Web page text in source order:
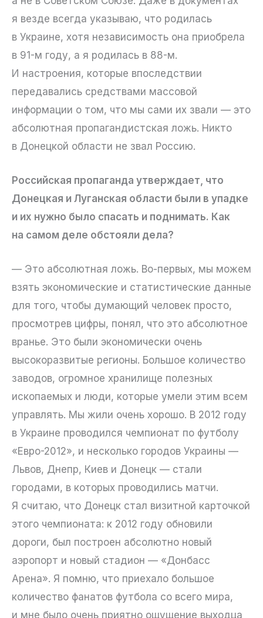
я везде всегда указываю, что родилась
в Украине, хотя независимость она приобрела
в 91-м году, а я родилась в 88-м.
И настроения, которые впоследствии
передавались средствами массовой
информации о том, что мы сами их звали — это
абсолютная пропагандистская ложь. Никто
в Донецкой области не звал Россию.
Российская пропаганда утверждает, что
Донецкая и Луганская области были в упадке
и их нужно было спасать и поднимать. Как
на самом деле обстояли дела?
— Это абсолютная ложь. Во-первых, мы можем
взять экономические и статистические данные
для того, чтобы думающий человек просто,
просмотрев цифры, понял, что это абсолютное
вранье. Это были экономически очень
высокоразвитые регионы. Большое количество
заводов, огромное хранилище полезных
ископаемых и люди, которые умели этим всем
управлять. Мы жили очень хорошо. В 2012 году
в Украине проводился чемпионат по футболу
«Евро-2012», и несколько городов Украины —
Львов, Днепр, Киев и Донецк — стали
городами, в которых проводились матчи.
Я считаю, что Донецк стал визитной карточкой
этого чемпионата: к 2012 году обновили
дороги, был построен абсолютно новый
аэропорт и новый стадион — «Донбасс
Арена». Я помню, что приехало большое
количество фанатов футбола со всего мира,
и мне было очень приятно ощущение выходца